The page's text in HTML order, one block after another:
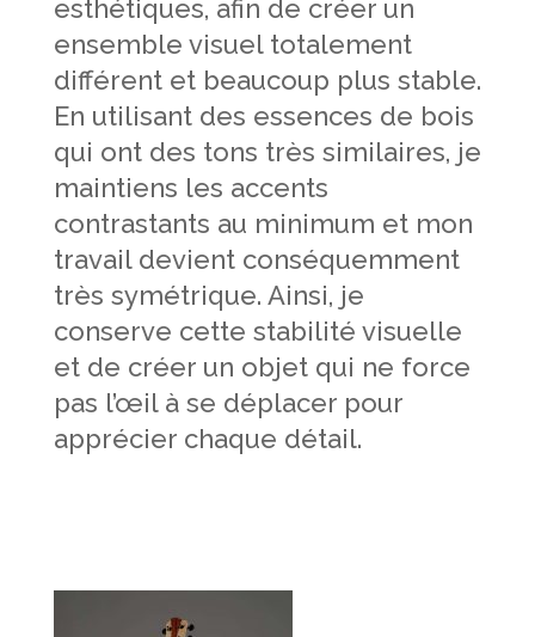
esthétiques, afin de créer un
ensemble visuel totalement
différent et beaucoup plus stable.
En utilisant des essences de bois
qui ont des tons très similaires, je
maintiens les accents
contrastants au minimum et mon
travail devient conséquemment
très symétrique. Ainsi, je
conserve cette stabilité visuelle
et de créer un objet qui ne force
pas l’œil à se déplacer pour
apprécier chaque détail.